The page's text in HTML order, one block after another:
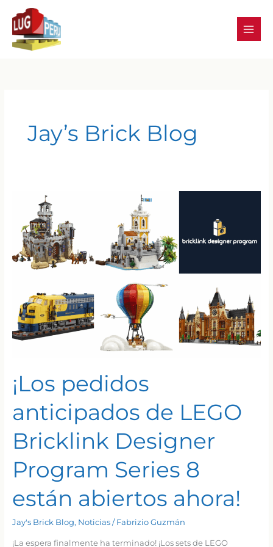
content
Jay’s Brick Blog
¡Los pedidos
anticipados de LEGO
Bricklink Designer
Program Series 8
están abiertos ahora!
Jay's Brick Blog, Noticias/ Fabrizio Guzmán
¡La espera finalmente ha terminado! ¡Los sets de LEGO